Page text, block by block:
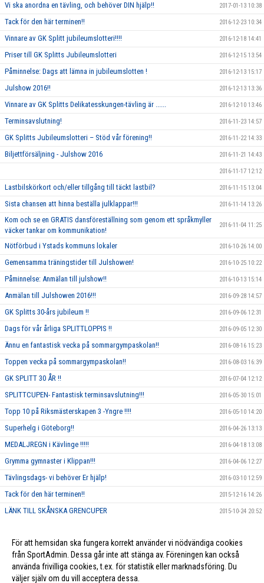
Vi ska anordna en tävling, och behöver DIN hjälp!! 2017-01-13 10:38
Tack för den här terminen!! 2016-12-23 10:34
Vinnare av GK Splitt jubileumslotteri!!!! 2016-12-18 14:41
Priser till GK Splitts Jubileumslotteri 2016-12-15 13:54
Påminnelse: Dags att lämna in jubileumslotten ! 2016-12-13 15:17
Julshow 2016!! 2016-12-13 13:36
Vinnare av GK Splitts Delikatesskungen-tävling är ...... 2016-12-10 13:46
Terminsavslutning! 2016-11-23 14:57
GK Splitts Jubileumslotteri – Stöd vår förening!! 2016-11-22 14:33
Biljettförsäljning - Julshow 2016 2016-11-21 14:43
2016-11-17 12:12
Lastbilskörkort och/eller tillgång till täckt lastbil? 2016-11-15 13:04
Sista chansen att hinna beställa julklappar!!! 2016-11-14 13:26
Kom och se en GRATIS dansföreställning som genom ett språkmyller
väcker tankar om kommunikation!
2016-11-04 11:25
Nötförbud i Ystads kommuns lokaler 2016-10-26 14:00
Gemensamma träningstider till Julshowen! 2016-10-25 10:22
Påminnelse: Anmälan till julshow!! 2016-10-13 15:14
Anmälan till Julshowen 2016!!! 2016-09-28 14:57
GK Splitts 30-års jubileum !! 2016-09-06 12:31
Dags för vår årliga SPLITTLOPPIS !! 2016-09-05 12:30
Ännu en fantastisk vecka på sommargympaskolan!! 2016-08-16 15:23
Toppen vecka på sommargympaskolan!! 2016-08-03 16:39
GK SPLITT 30 ÅR !! 2016-07-04 12:12
SPLITTCUPEN- Fantastisk terminsavslutning!!! 2016-05-30 15:01
Topp 10 på Riksmästerskapen 3 -Yngre !!!! 2016-05-10 14:20
Superhelg i Göteborg!! 2016-04-26 13:13
MEDALJREGN i Kävlinge !!!!! 2016-04-18 13:08
Grymma gymnaster i Klippan!!! 2016-04-06 12:27
Tävlingsdags- vi behöver Er hjälp! 2016-03-10 12:59
Tack för den här terminen!! 2015-12-16 14:26
LÄNK TILL SKÅNSKA GRENCUPER 2015-10-24 20:52
Vi ska annordna en tävling, och behöver DIN hjälp!! 2015-09-10 13:26
För att hemsidan ska fungera korrekt använder vi nödvändiga cookies
från SportAdmin. Dessa går inte att stänga av. Föreningen kan också
använda frivilliga cookies, t.ex. för statistik eller marknadsföring. Du
väljer själv om du vill acceptera dessa.